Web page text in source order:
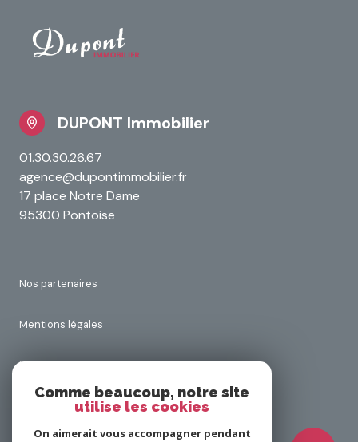
DUPONT Immobilier
01.30.30.26.67
agence@dupontimmobilier.fr
17 place Notre Dame
95300 Pontoise
Nos partenaires
Mentions légales
Nos honoraires
Comme beaucoup, notre site
utilise les cookies
On aimerait vous accompagner pendant